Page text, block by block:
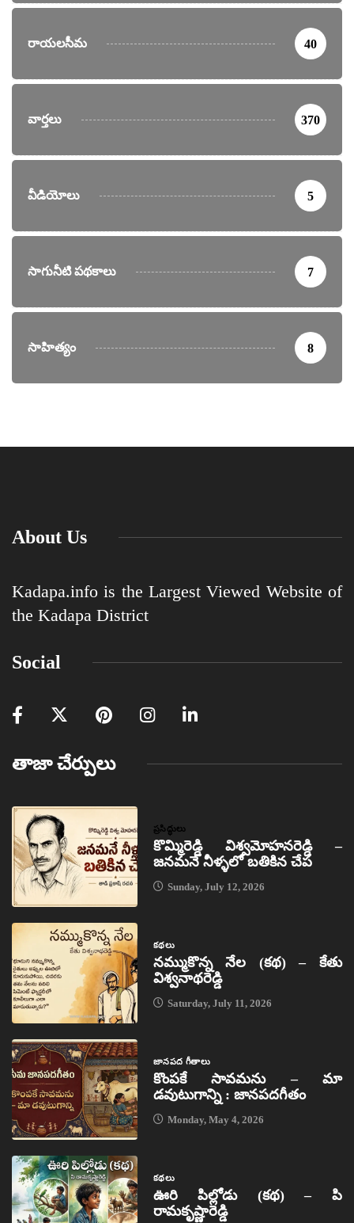
రాయలసీమ 40
వార్తలు 370
వీడియోలు 5
సాగునీటి పథకాలు 7
సాహిత్యం 8
About Us
Kadapa.info is the Largest Viewed Website of
the Kadapa District
Social
తాజా చేర్పులు
ప్రసిద్ధులు
కొమ్మిరెడ్డి విశ్వమోహనరెడ్డి –
జనమనే నీళ్ళలో బతికిన చేప
Sunday, July 12, 2026
కథలు
నమ్ముకొన్న నేల (కథ) – కేతు
విశ్వనాథరెడ్డి
Saturday, July 11, 2026
జానపద గీతాలు
కొంపకే సావమను – మా
డవుటుగాన్ని : జానపదగీతం
Monday, May 4, 2026
కథలు
ఊరి పిల్లోడు (కథ) – పి
రామకృష్ణారెడ్డి